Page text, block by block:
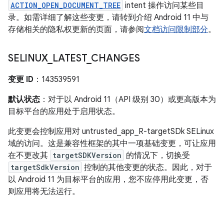
ACTION_OPEN_DOCUMENT_TREE intent 操作访问某些目
录。如需详细了解这些变更，请转到介绍 Android 11 中与
存储相关的隐私权更新的页面，请参阅文档访问限制部分。
SELINUX_ LATEST_ CHANGES
变更 ID ：143539591
默认状态 ：对于以 Android 11（API 级别 30）或更高版本为
目标平台的应用处于启用状态。
此变更会控制应用对 untrusted_app_R-targetSDk SELinux
域的访问。这是兼容性框架的其中一项基础变更，可让应用
在不更改其 targetSDKVersion 的情况下，切换受
targetSdkVersion 控制的其他变更的状态。因此，对于
以 Android 11 为目标平台的应用，您不应停用此变更，否
则应用将无法运行。